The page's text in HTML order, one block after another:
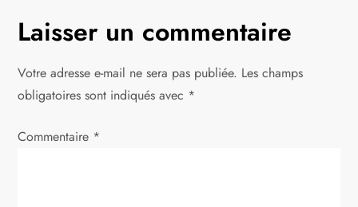
g
a
t
i
Laisser un commentaire
Votre adresse e-mail ne sera pas publiée. Les champs
obligatoires sont indiqués avec *
Commentaire *